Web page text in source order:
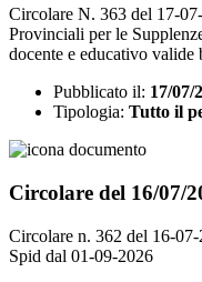
Circolare N. 363 del 17-
Provinciali per le
docente e educativo
Pubblicato il: 17/07/
Tipologia: Tutto il
Circolare del 16/07/
Circolare n. 362 del 16-
Spid dal 01-09-2026